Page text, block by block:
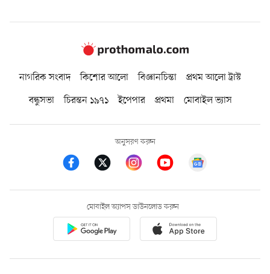
নাগরিক সংবাদ কিশোর আলো বিজ্ঞানচিন্তা
প্রথম আলো ট্রাস্ট
বন্ধুসভা
চিরন্তন ১৯৭১ ইপেপার প্রথমা মোবাইল ভ্যাস
অনুসরণ করুন
মোবাইল অ্যাপস ডাউনলোড করুন